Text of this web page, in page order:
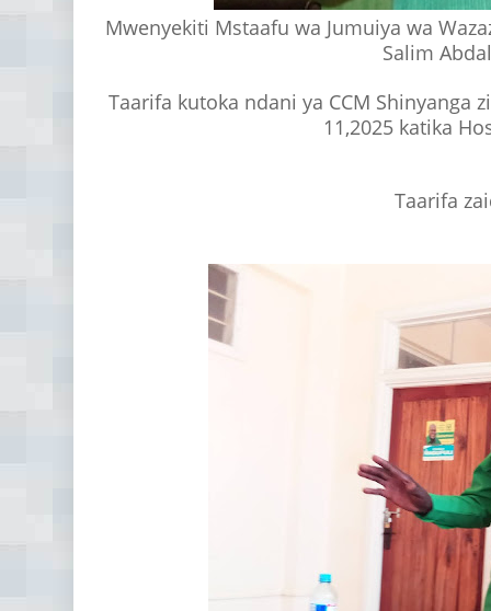
Mwenyekiti Mstaafu wa Jumuiya wa
Salim
Taarifa kutoka ndani ya CCM Shinyanga
11,2025 katika
Taarifa